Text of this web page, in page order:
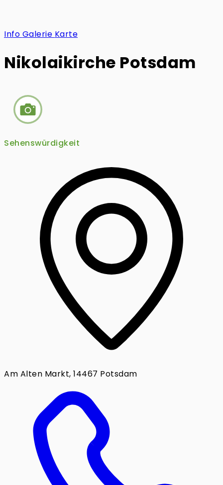
Info Galerie Karte
Nikolaikirche Potsdam
Sehenswürdigkeit
Am Alten Markt, 14467 Potsdam